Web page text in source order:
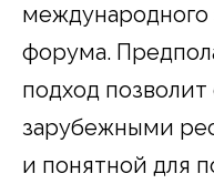
международного
форума.
подход позволит
зарубежными
и понятной для